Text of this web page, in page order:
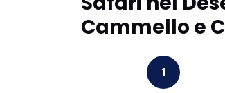
Cammello e
1